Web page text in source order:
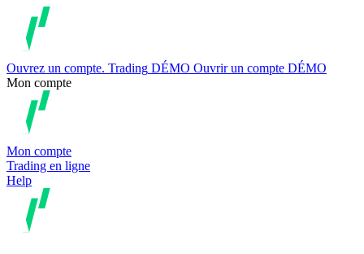
Ouvrez un compte. Trading DÉMO Ouvrir un compte DÉMO
Mon compte
Mon compte
Trading en ligne
Help